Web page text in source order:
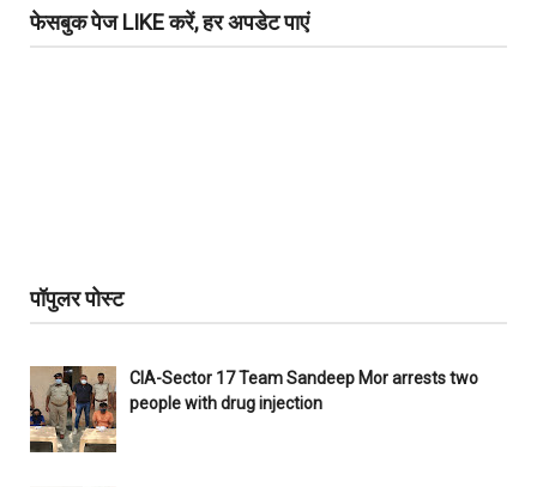
फेसबुक पेज LIKE करें, हर अपडेट पाएं
पॉपुलर पोस्ट
CIA-Sector 17 Team Sandeep Mor arrests two
people with drug injection